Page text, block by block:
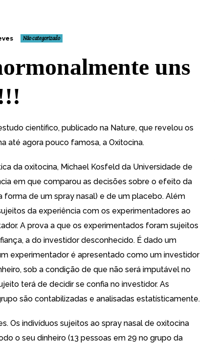
Não categorizado
uns
científico, publicado na Nature, que revelou os
até agora pouco famosa, a Oxitocina.
da oxitocina, Michael Kosfeld da Universidade de
em que comparou as decisões sobre o efeito da
forma de um spray nasal) e de um placebo. Além
da experiência com os experimentadores ao
A prova a que os experimentados foram sujeitos
a do investidor desconhecido. É dado um
experimentador é apresentado como um investidor
sob a condição de que não será imputável no
terá de decidir se confia no investidor. As
são contabilizadas e analisadas estatísticamente.
Os indivíduos sujeitos ao spray nasal de oxitocina
o seu dinheiro (13 pessoas em 29 no grupo da